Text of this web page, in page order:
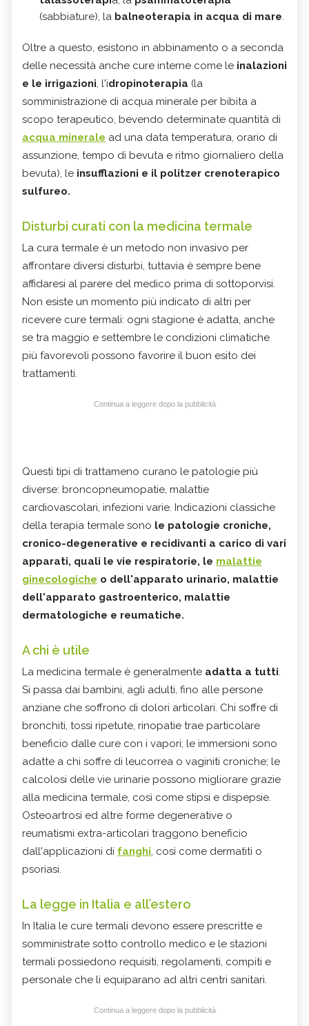
(sabbiature), la balneoterapia in acqua di mare.
Oltre a questo, esistono in abbinamento o a seconda
delle necessità anche cure interne come le inalazioni
e le irrigazioni, l'idropinoterapia (la
somministrazione di acqua minerale per bibita a
scopo terapeutico, bevendo determinate quantità di
acqua minerale ad una data temperatura, orario di
assunzione, tempo di bevuta e ritmo giornaliero della
bevuta), le insufflazioni e il politzer crenoterapico
sulfureo.
Disturbi curati con la medicina termale
La cura termale è un metodo non invasivo per
affrontare diversi disturbi, tuttavia è sempre bene
affidaresi al parere del medico prima di sottoporvisi.
Non esiste un momento più indicato di altri per
ricevere cure termali: ogni stagione è adatta, anche
se tra maggio e settembre le condizioni climatiche
più favorevoli possono favorire il buon esito dei
trattamenti.
Continua a leggere dopo la pubblicità
Questi tipi di trattameno curano le patologie più
diverse: broncopneumopatie, malattie
cardiovascolari, infezioni varie. Indicazioni classiche
della terapia termale sono le patologie croniche,
cronico-degenerative e recidivanti a carico di vari
apparati, quali le vie respiratorie, le malattie
ginecologiche o dell'apparato urinario, malattie
dell'apparato gastroenterico, malattie
dermatologiche e reumatiche.
A chi è utile
La medicina termale è generalmente adatta a tutti.
Si passa dai bambini, agli adulti, fino alle persone
anziane che soffrono di dolori articolari. Chi soffre di
bronchiti, tossi ripetute, rinopatie trae particolare
beneficio dalle cure con i vapori; le immersioni sono
adatte a chi soffre di leucorrea o vaginiti croniche; le
calcolosi delle vie urinarie possono migliorare grazie
alla medicina termale, così come stipsi e dispepsie.
Osteoartrosi ed altre forme degenerative o
reumatismi extra-articolari traggono beneficio
dall'applicazioni di fanghi, così come dermatiti o
psoriasi.
La legge in Italia e all’estero
In Italia le cure termali devono essere prescritte e
somministrate sotto controllo medico e le stazioni
termali possiedono requisiti, regolamenti, compiti e
personale che li equiparano ad altri centri sanitari.
Continua a leggere dopo la pubblicità